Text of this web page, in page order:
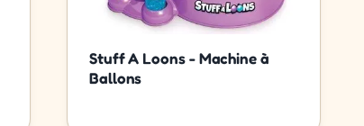
Stuff A Loons - Machine à
Ballons